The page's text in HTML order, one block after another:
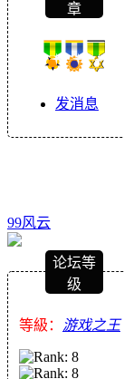
章
发消息
99风云
论坛等
级
等級： 游戏之王